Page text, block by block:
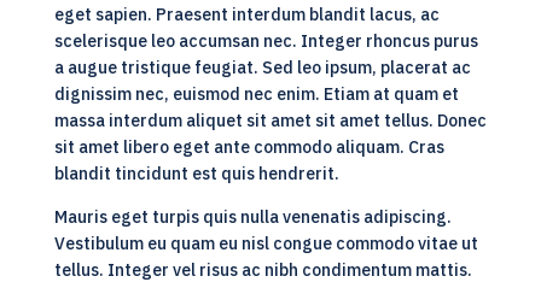
eget sapien. Praesent interdum blandit lacus, ac
scelerisque leo accumsan nec. Integer rhoncus purus
a augue tristique feugiat. Sed leo ipsum, placerat ac
dignissim nec, euismod nec enim. Etiam at quam et
massa interdum aliquet sit amet sit amet tellus. Donec
sit amet libero eget ante commodo aliquam. Cras
blandit tincidunt est quis hendrerit.
Mauris eget turpis quis nulla venenatis adipiscing.
Vestibulum eu quam eu nisl congue commodo vitae ut
tellus. Integer vel risus ac nibh condimentum mattis.